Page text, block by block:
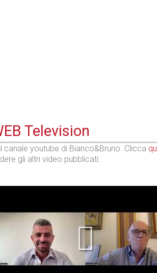
Television
canale youtube di Bianco&Bruno. Clicca
gli altri video pubblicati.